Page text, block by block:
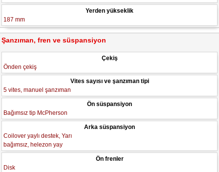
Yerden yükseklik
187 mm
Şanzıman, fren ve süspansiyon
Çekiş
Önden çekiş
Vites sayısı ve şanzıman tipi
5 vites, manuel şanzıman
Ön süspansiyon
Bağımsız tip McPherson
Arka süspansiyon
Coilover yaylı destek, Yarı
bağımsız, helezon yay
Ön frenler
Disk